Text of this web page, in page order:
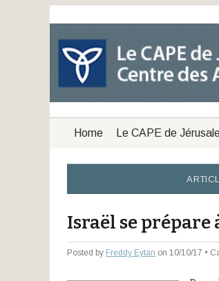
Home Le CAPE de
Israël se prépare
Posted by Freddy Eytan on 10/10/17 •